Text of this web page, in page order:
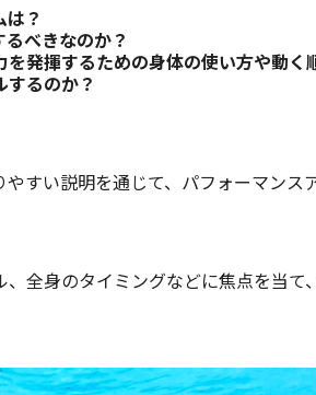
？
べきなのか？
発揮するための身体の使い方や動く
するのか？
すい説明を通じて、パフォーマンス
全身のタイミングなどに焦点を当